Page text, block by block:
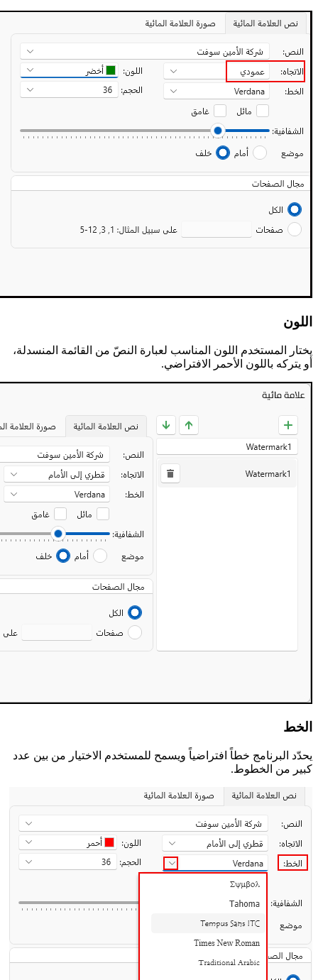
اللون
يختار المستخدم اللون المناسب لعبارة النصّ من القائمة المنسدلة،
أو يتركه باللون الأحمر الافتراضي.
الخط
يحدّد البرنامج خطاً افتراضياً ويسمح للمستخدم الاختيار من بين عدد
كبير من الخطوط.